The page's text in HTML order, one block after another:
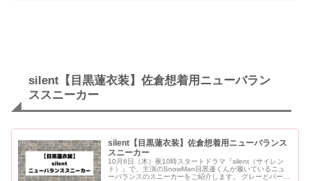
silent【目黒蓮衣装】佐倉想着用ニューバラン
ススニーカー
silent【目黒蓮衣装】佐倉想着用ニューバランス
スニーカー
10月6日（木）夜10時スタートドラマ『silent（サイレン
ト）』で、主演のSnowMan目黒蓮くんが履いているニュ
ーバランスのスニーカーをご紹介します。 グレーとバーガ